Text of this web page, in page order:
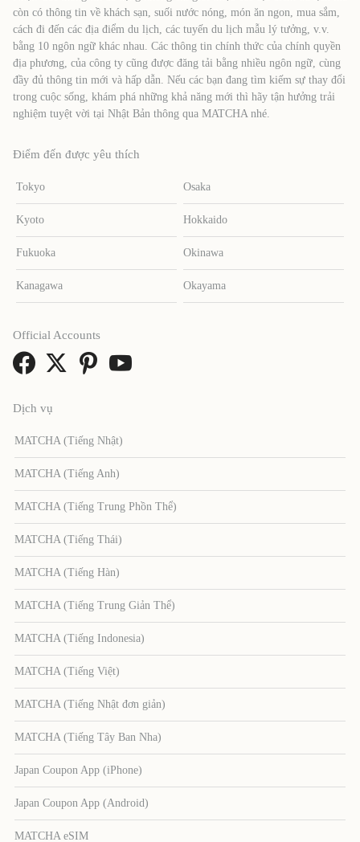
còn có thông tin về khách sạn, suối nước nóng, món ăn ngon, mua sắm,
cách đi đến các địa điểm du lịch, các tuyến du lịch mẫu lý tưởng, v.v.
bằng 10 ngôn ngữ khác nhau. Các thông tin chính thức của chính quyền
địa phương, của công ty cũng được đăng tải bằng nhiều ngôn ngữ, cùng
đầy đủ thông tin mới và hấp dẫn. Nếu các bạn đang tìm kiếm sự thay đổi
trong cuộc sống, khám phá những khả năng mới thì hãy tận hưởng trải
nghiệm tuyệt vời tại Nhật Bản thông qua MATCHA nhé.
Điểm đến được yêu thích
Tokyo Osaka
Kyoto Hokkaido
Fukuoka Okinawa
Kanagawa Okayama
Dịch vụ
MATCHA (Tiếng Nhật)
MATCHA (Tiếng Anh)
MATCHA (Tiếng Trung Phồn Thể)
MATCHA (Tiếng Thái)
MATCHA (Tiếng Hàn)
MATCHA (Tiếng Trung Giản Thể)
MATCHA (Tiếng Indonesia)
MATCHA (Tiếng Việt)
MATCHA (Tiếng Nhật đơn giản)
MATCHA (Tiếng Tây Ban Nha)
Japan Coupon App (iPhone)
Japan Coupon App (Android)
MATCHA eSIM
Official Accounts